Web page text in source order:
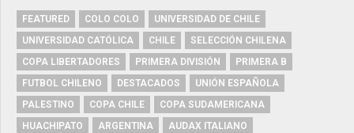
FEATURED COLO COLO
UNIVERSIDAD DE CHILE
UNIVERSIDAD CATÓLICA
CHILE
SELECCIÓN CHILENA
COPA LIBERTADORES
PRIMERA DIVISIÓN
PRIMERA B
FUTBOL CHILENO
DESTACADOS
UNIÓN ESPAÑOLA
PALESTINO
COPA CHILE
COPA SUDAMERICANA
HUACHIPATO
ARGENTINA
AUDAX ITALIANO